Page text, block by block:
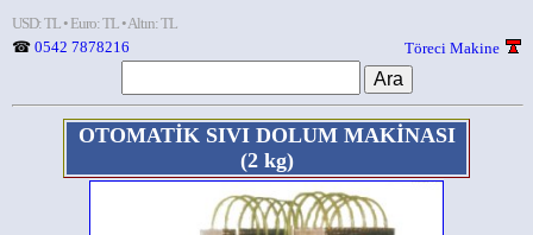
USD: TL • Euro: TL • Altın: TL
☎ 0542 7878216 Töreci Makine
OTOMATİK SIVI DOLUM MAKİNASI
(2 kg)